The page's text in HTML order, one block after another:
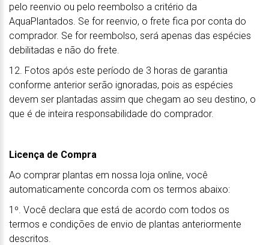
pelo reenvio ou pelo reembolso a critério da
AquaPlantados. Se for reenvio, o frete fica por conta do
comprador. Se for reembolso, será apenas das espécies
debilitadas e não do frete.
12. Fotos após este período de 3 horas de garantia
conforme anterior serão ignoradas, pois as espécies
devem ser plantadas assim que chegam ao seu destino, o
que é de inteira responsabilidade do comprador.
Licença de Compra
Ao comprar plantas em nossa loja online, você
automaticamente concorda com os termos abaixo:
1º. Você declara que está de acordo com todos os
termos e condições de envio de plantas anteriormente
descritos.